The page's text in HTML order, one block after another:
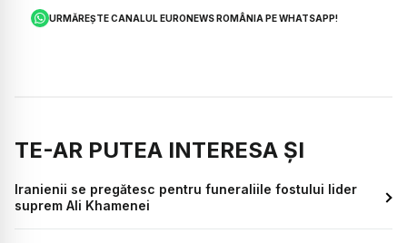
URMĂREȘTE CANALUL EURONEWS ROMÂNIA PE WHATSAPP!
TE-AR PUTEA INTERESA ȘI
Iranienii se pregătesc pentru funeraliile fostului lider
suprem Ali Khamenei